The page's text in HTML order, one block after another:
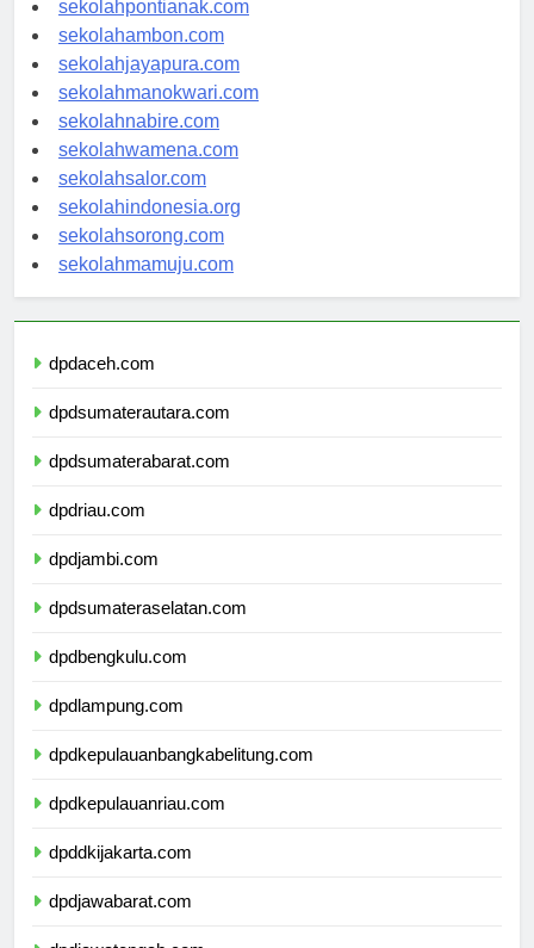
sekolahpontianak.com
sekolahambon.com
sekolahjayapura.com
sekolahmanokwari.com
sekolahnabire.com
sekolahwamena.com
sekolahsalor.com
sekolahindonesia.org
sekolahsorong.com
sekolahmamuju.com
dpdaceh.com
dpdsumaterautara.com
dpdsumaterabarat.com
dpdriau.com
dpdjambi.com
dpdsumateraselatan.com
dpdbengkulu.com
dpdlampung.com
dpdkepulauanbangkabelitung.com
dpdkepulauanriau.com
dpddkijakarta.com
dpdjawabarat.com